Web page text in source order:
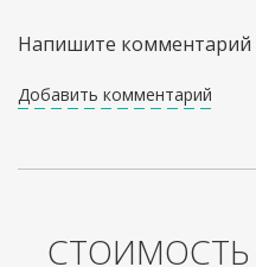
Напишите
Добавить комментарий